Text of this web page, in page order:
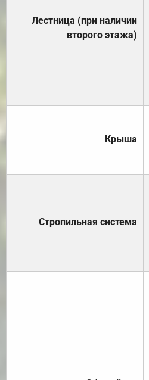
Лестница (при наличии
второго этажа)
Крыша
Стропильная система